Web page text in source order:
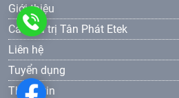
Giới thiệu
Các giá trị Tân Phát Etek
Liên hệ
Tuyển dụng
Thông tin
0986
577